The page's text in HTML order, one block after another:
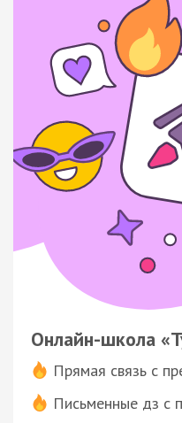
Онлайн-школа
Прямая связь с
Письменные дз с